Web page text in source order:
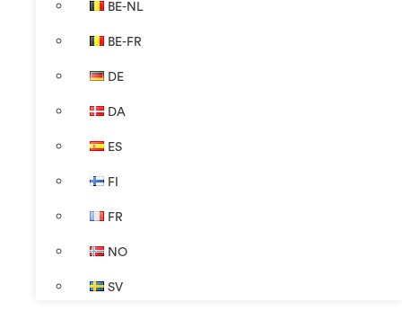
BE-NL
BE-FR
DE
DA
ES
FI
FR
NO
SV